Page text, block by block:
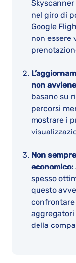
nel giro di
Google
non essere
non
basano su
percorsi
mostrare i
Non
economico:
spesso
questo
confrontare
aggregatori
della